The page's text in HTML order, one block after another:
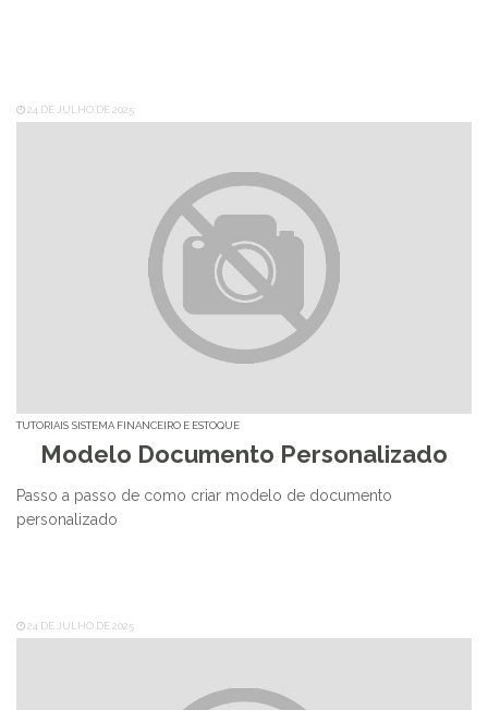
24 DE JULHO DE 2025
TUTORIAIS SISTEMA FINANCEIRO E ESTOQUE
Modelo Documento Personalizado
Passo a passo de como criar modelo de documento
personalizado
24 DE JULHO DE 2025